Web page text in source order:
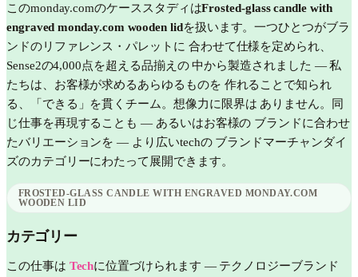
このmonday.comのケーススタディはFrosted-glass candle with
engraved monday.com wooden lidを扱います。一つひとつがブラ
ンドのリファレンス・パレットに 合わせて仕様を定められ、
Sense2の4,000点を超える品揃えの 中から製造されました — 私
たちは、お客様が求めるあらゆるものを 作れることで知られ
る、「できる」を貫くチーム。想像力に限界は ありません。同
じ仕事を再現することも — あるいはお客様の ブランドに合わせ
たバリエーションを — より広いtechの ブランドマーチャンダイ
ズのカテゴリーにわたって展開できます。
FROSTED-GLASS CANDLE WITH ENGRAVED MONDAY.COM
WOODEN LID
カテゴリー
この仕事は Techに位置づけられます — テクノロジーブランド